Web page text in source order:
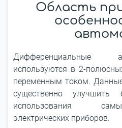
Область
Дифференциальные
используются в 2-
переменным током.
существенно улучшить
использования
электрических приборов.